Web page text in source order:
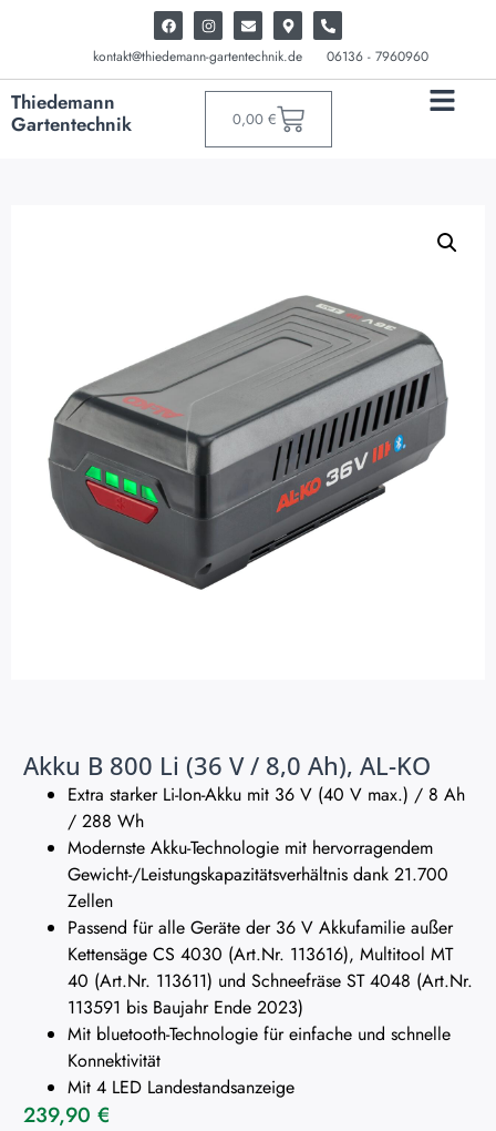
kontakt@thiedemann-gartentechnik.de 06136 - 7960960
Thiedemann
Gartentechnik
0,00 €
Akku B 800 Li (36 V / 8,0 Ah), AL-KO
Extra starker Li-Ion-Akku mit 36 V (40 V max.) / 8 Ah
/ 288 Wh
Modernste Akku-Technologie mit hervorragendem
Gewicht-/Leistungskapazitätsverhältnis dank 21.700
Zellen
Passend für alle Geräte der 36 V Akkufamilie außer
Kettensäge CS 4030 (Art.Nr. 113616), Multitool MT
40 (Art.Nr. 113611) und Schneefräse ST 4048 (Art.Nr.
113591 bis Baujahr Ende 2023)
Mit bluetooth-Technologie für einfache und schnelle
Konnektivität
Mit 4 LED Landestandsanzeige
239,90 €